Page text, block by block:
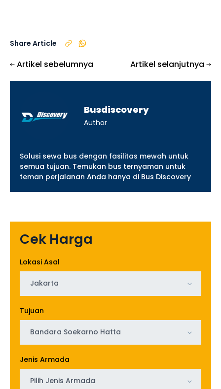
Share Article
Artikel sebelumnya Artikel selanjutnya
Busdiscovery
Author
Solusi sewa bus dengan fasilitas mewah untuk
semua tujuan. Temukan bus ternyaman untuk
teman perjalanan Anda hanya di Bus Discovery
Cek Harga
Lokasi Asal
Jakarta
Tujuan
Bandara Soekarno Hatta
Jenis Armada
Pilih Jenis Armada